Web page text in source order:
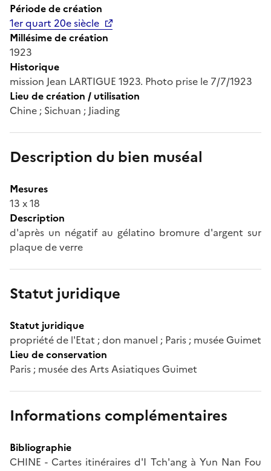
Période de création
1er quart 20e siècle
Millésime de création
1923
Historique
mission Jean LARTIGUE 1923. Photo prise le 7/7/1923
Lieu de création / utilisation
Chine ; Sichuan ; Jiading
Description du bien muséal
Mesures
13 x 18
Description
d'après un négatif au gélatino bromure d'argent sur
plaque de verre
Statut juridique
Statut juridique
propriété de l'Etat ; don manuel ; Paris ; musée Guimet
Lieu de conservation
Paris ; musée des Arts Asiatiques Guimet
Informations complémentaires
Bibliographie
CHINE - Cartes itinéraires d'I Tch'ang à Yun Nan Fou